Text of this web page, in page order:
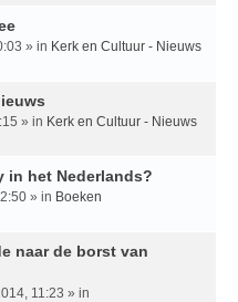
» in Kerk en Cultuur - Nieuws
» in Kerk en Cultuur - Nieuws
in het Nederlands?
» in Boeken
naar de borst van
11:23 » in